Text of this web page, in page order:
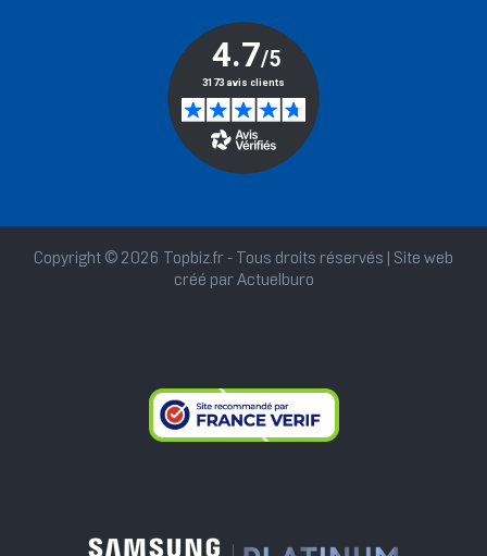
Copyright © 2026 Topbiz.fr - Tous droits réservés | Site web
créé par Actuelburo